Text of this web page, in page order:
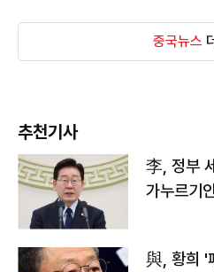
중국뉴스
추천기사
李, 정부
가누르기
與, 황희 '